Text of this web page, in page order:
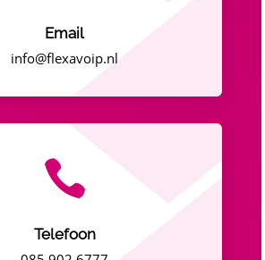
Email
info@flexavoip.nl

Telefoon